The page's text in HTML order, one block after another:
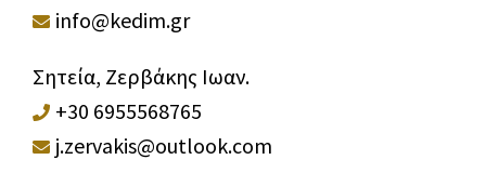
info@kedim.gr
Σητεία, Ζερβάκης Ιωαν.
+30 6955568765
j.zervakis@outlook.com